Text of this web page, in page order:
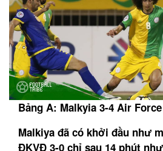
Bảng A: Malkyia 3-4 Air Force
Malkiya đã có khởi đầu như
ĐKVĐ 3-0 chỉ sau 14 phút